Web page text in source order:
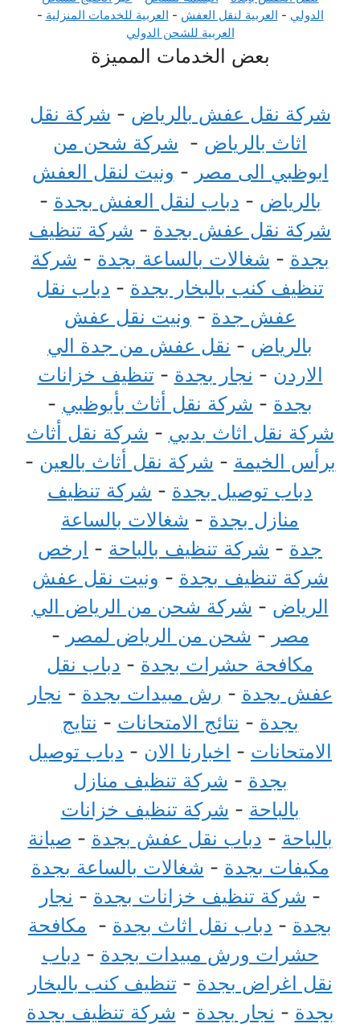
الدولي - العربية لنقل العفش - العربية للخدمات المنزلية -
العربية للشحن الدولي
بعض الخدمات المميزة
شركة نقل عفش بالرياض - شركة نقل
اثاث بالرياض - شركة شحن من
ابوظبي الى مصر - ونيت لنقل العفش
بالرياض - دباب لنقل العفش بجدة -
شركة نقل عفش بجدة - شركة تنظيف
بجدة - شغالات بالساعة بجدة - شركة
تنظيف كنب بالبخار بجدة - دباب نقل
عفش جدة - ونيت نقل عفش
بالرياض - نقل عفش من جدة الي
الاردن - نجار بجدة - تنظيف خزانات
بجدة - شركة نقل أثاث بأبوظبي -
شركة نقل اثاث بدبي - شركة نقل أثاث
برأس الخيمة - شركة نقل أثاث بالعين -
دباب توصيل بجدة - شركة تنظيف
منازل بجدة - شغالات بالساعة
جدة - شركة تنظيف بالباحة - ارخص
شركة تنظيف بجدة - ونيت نقل عفش
الرياض - شركة شحن من الرياض الي
مصر - شحن من الرياض لمصر -
مكافحة حشرات بجدة - دباب نقل
عفش بجدة - رش مبيدات بجدة - نجار
بجدة - نتائج الامتحانات - نتايج
الامتحانات - اخبارنا الان - دباب توصيل
بجدة - شركة تنظيف منازل
بالباحة - شركة تنظيف خزانات
بالباحة - دباب نقل عفش بجدة - صيانة
مكيفات بجدة - شغالات بالساعة بجدة
- شركة تنظيف خزانات بجدة - نجار
بجدة - دباب نقل اثاث بجدة - مكافحة
حشرات ورش مبيدات بجدة - دباب
نقل اغراض بجدة - تنظيف كنب بالبخار
بجدة - نجار بجدة - شركة تنظيف بجدة